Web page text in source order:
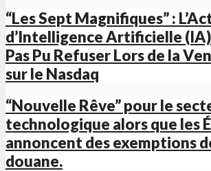
“Les Sept Magnifiques” :
d’Intelligence Artificielle (IA)
Pas Pu Refuser Lors de la
sur le Nasdaq
“Nouvelle Rêve” pour le
technologique alors que les
annoncent des exemptions
douane.